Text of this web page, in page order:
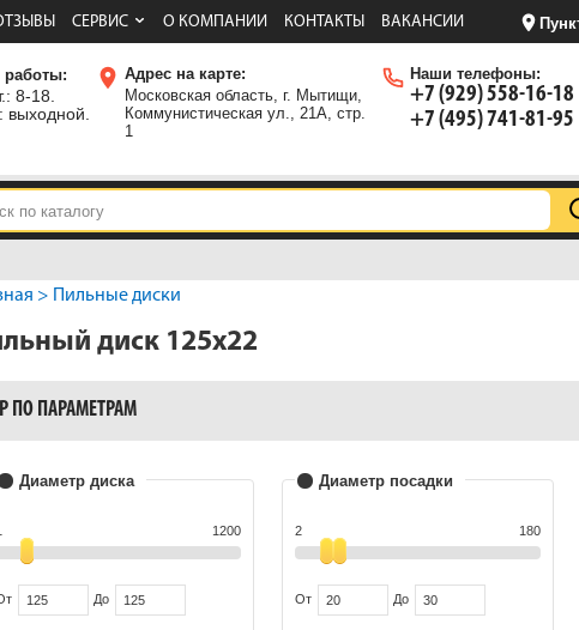
СЕРВИС О КОМПАНИИ КОНТАКТЫ ВАКАНСИИ
работы:
8-18.
выходной.
Адрес на карте:
Московская область, г. Мытищи,
Коммунистическая ул., 21А, стр.
1
Наши телефоны:
+7 (929) 558-16-18
+7 (495) 741-81-95
> Пильные диски
диск 125x22
ПО ПАРАМЕТРАМ
Диаметр диска
1200
До
Диаметр посадки
2 180
От До